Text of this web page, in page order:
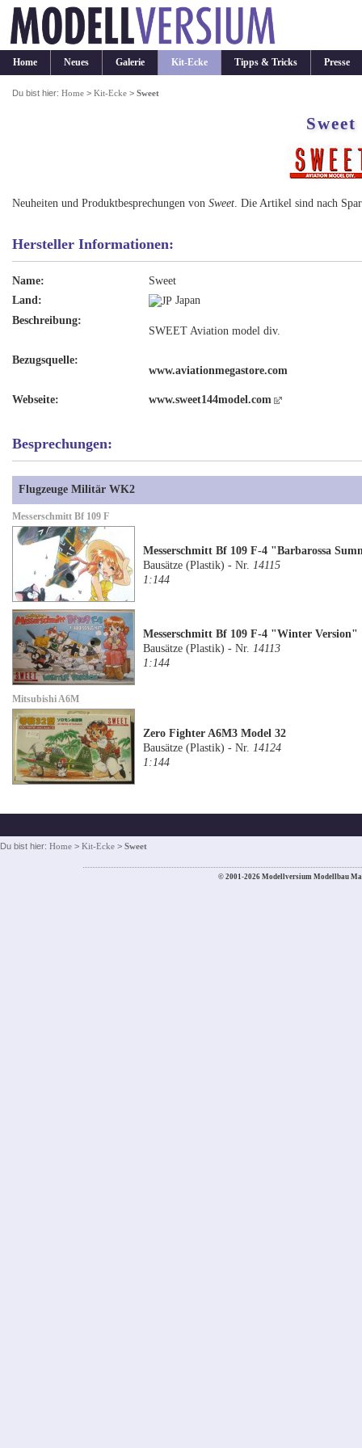
Home Neues Galerie Kit-Ecke Tipps & Tricks Presse
Du bist hier:Home >Kit-Ecke >Sweet
Sweet
Neuheiten und Produktbesprechungen vonSweet . Die Artikel sind nach
Hersteller Informationen:
Name:
Sweet
Land:
Japan
Beschreibung:
SWEET Aviation model div.
Bezugsquelle:
www.aviationmegastore.com
Webseite: www.sweet144model.com
Besprechungen:
Flugzeuge Militär WK2
Messerschmitt Bf 109 F
Messerschmitt Bf 109 F-4 "Barbarossa
Bausätze (Plastik) - Nr.14115
1:144
Messerschmitt Bf 109 F-4 "Winter Version"
Bausätze (Plastik) - Nr.14113
1:144
Mitsubishi A6M
Zero Fighter A6M3 Model 32
Bausätze (Plastik) - Nr.14124
1:144
Du bist hier: Home > Kit-Ecke > Sweet
© 2001-2026 Modellversium Modellbau